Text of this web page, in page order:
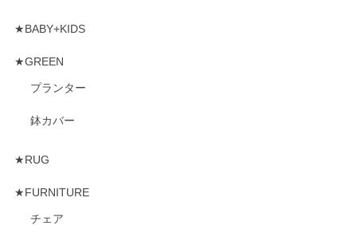
★BABY+KIDS
★GREEN
プランター
鉢カバー
★RUG
★FURNITURE
チェア